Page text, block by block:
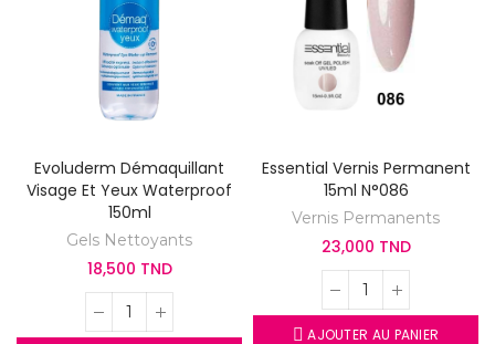
Evoluderm Démaquillant
Visage Et Yeux Waterproof
150ml
Gels Nettoyants
18,500 TND
Essential Vernis Permanent
15ml N°086
Vernis Permanents
23,000 TND
AJOUTER AU PANIER